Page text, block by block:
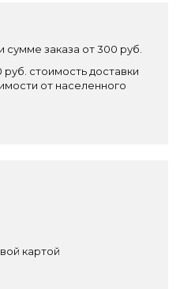
заказа от 300 руб.
стоимость доставки
от населенного
картой